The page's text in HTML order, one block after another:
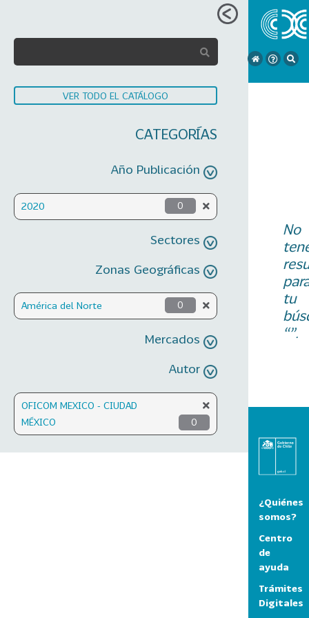
VER TODO EL CATÁLOGO
CATEGORÍAS
Año Publicación
2020 0
Sectores
Zonas Geográficas
América del Norte 0
Mercados
Autor
OFICOM MEXICO - CIUDAD
MÉXICO
0
No
tu
“”.
¿Quiénes
somos?
Centro
de
ayuda
Trámites
Digitales